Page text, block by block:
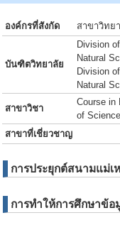
องค์กรที่สังกัด สาขาวิทย
บันฑิตวิทยาลัย
Division
Natural
Division
Natural
สาขาวิชา
Course in
of
สาขาที่เชี่ยวชาญ
การประยุกต์สนามแม่เ
การทำให้การศึกษาข้